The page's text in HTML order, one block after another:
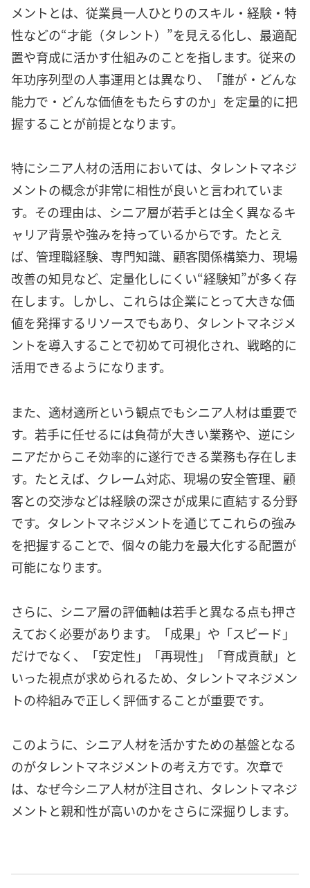
メントとは、従業員一人ひとりのスキル・経験・特
性などの“才能（タレント）”を見える化し、最適配
置や育成に活かす仕組みのことを指します。従来の
年功序列型の人事運用とは異なり、「誰が・どんな
能力で・どんな価値をもたらすのか」を定量的に把
握することが前提となります。
特にシニア人材の活用においては、タレントマネジ
メントの概念が非常に相性が良いと言われていま
す。その理由は、シニア層が若手とは全く異なるキ
ャリア背景や強みを持っているからです。たとえ
ば、管理職経験、専門知識、顧客関係構築力、現場
改善の知見など、定量化しにくい“経験知”が多く存
在します。しかし、これらは企業にとって大きな価
値を発揮するリソースでもあり、タレントマネジメ
ントを導入することで初めて可視化され、戦略的に
活用できるようになります。
また、適材適所という観点でもシニア人材は重要で
す。若手に任せるには負荷が大きい業務や、逆にシ
ニアだからこそ効率的に遂行できる業務も存在しま
す。たとえば、クレーム対応、現場の安全管理、顧
客との交渉などは経験の深さが成果に直結する分野
です。タレントマネジメントを通じてこれらの強み
を把握することで、個々の能力を最大化する配置が
可能になります。
さらに、シニア層の評価軸は若手と異なる点も押さ
えておく必要があります。「成果」や「スピード」
だけでなく、「安定性」「再現性」「育成貢献」と
いった視点が求められるため、タレントマネジメン
トの枠組みで正しく評価することが重要です。
このように、シニア人材を活かすための基盤となる
のがタレントマネジメントの考え方です。次章で
は、なぜ今シニア人材が注目され、タレントマネジ
メントと親和性が高いのかをさらに深掘りします。